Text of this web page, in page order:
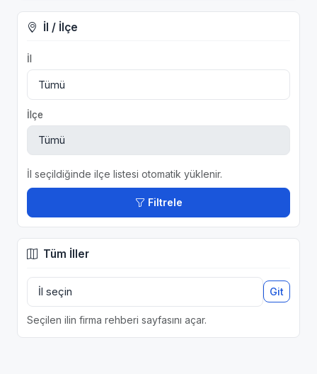
İl / İlçe
İl
İlçe
İl seçildiğinde ilçe listesi otomatik yüklenir.
Filtrele
Tüm İller
Git
Seçilen ilin firma rehberi sayfasını açar.